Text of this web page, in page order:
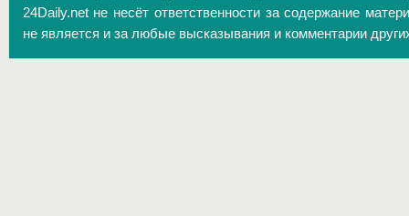
24Daily.net не несёт ответственности за содержание
не является и за любые высказывания и комментарии